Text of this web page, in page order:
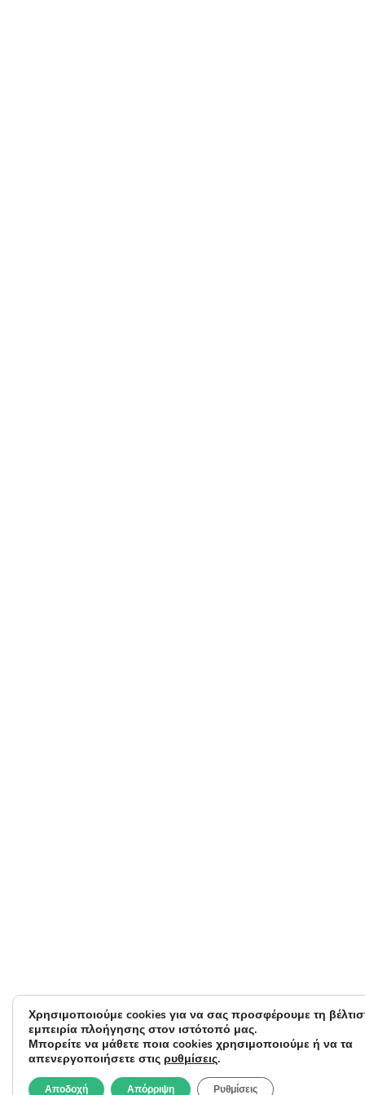
Χρησιμοποιούμε cookies για να σας προσφέρουμε τη
εμπειρία πλοήγησης στον ιστότοπό μας.
Μπορείτε να μάθετε ποια cookies χρησιμοποιούμε ή να τα
απενεργοποιήσετε στις ρυθμίσεις.
Αποδοχή Απόρριψη Ρυθμίσεις